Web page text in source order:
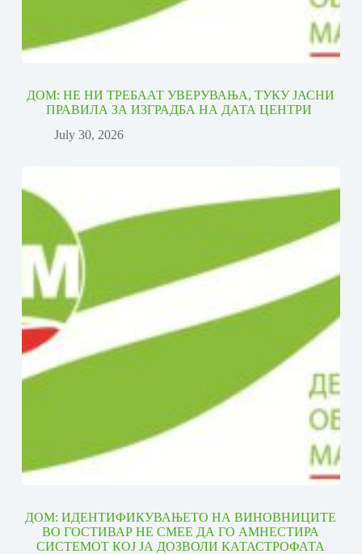
ДОМ: НЕ НИ ТРЕБААТ УВЕРУВАЊА, ТУКУ ЈАСНИ
ПРАВИЛА ЗА ИЗГРАДБА НА ДАТА ЦЕНТРИ
July 30, 2026
ДОМ: ИДЕНТИФИКУВАЊЕТО НА ВИНОВНИЦИТЕ
ВО ГОСТИВАР НЕ СМЕЕ ДА ГО АМНЕСТИРА
СИСТЕМОТ КОЈ ЈА ДОЗВОЛИ КАТАСТРОФАТА